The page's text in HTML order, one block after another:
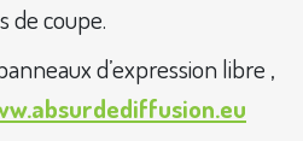
de coupe.
d’expression libre ,